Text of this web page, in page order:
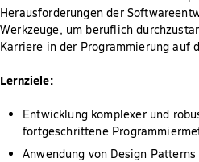
Herausforderungen der
Werkzeuge, um beruflich
Karriere in der Programmierung auf
Lernziele:
Entwicklung komplexer und
fortgeschrittene
Anwendung von Design